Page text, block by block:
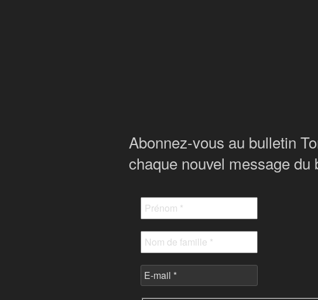
Abonnez-vous au bulletin
chaque nouvel message du